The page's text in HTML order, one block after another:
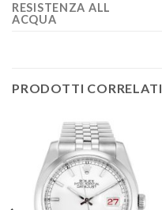
RESISTENZA ALL
ACQUA
PRODOTTI CORRELATI